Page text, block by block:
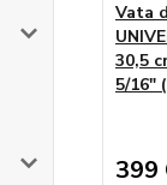
Vata
30,5
5/16"
399